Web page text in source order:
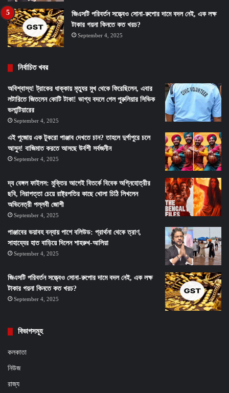
জিএসটি পরিবর্তন সত্ত্বেও সোনা-রুপোর দামে বদল নেই, এক লক্ষ
টাকার গয়না কিনতে কত খরচ?
September 4, 2025
নির্বাচিত খবর
অবিশ্বাস্য! ট্রাকের ধাক্কায় মৃত্যুর মুখ থেকে ফিরেছিলেন, এবার
লটারিতে জিতলেন কোটি টাকা! ভাগ্য বদলে গেল পুরুলিয়ার সিভিক
ভলান্টিয়ারের
September 4, 2025
এই পুজোয় এক টুকরো পাঞ্জাব দেখতে চান? তাহলে দুর্গাপুরে চলে
আসুন! বাজিমাত করতে আসছে উর্বশী সর্বজনীন
September 4, 2025
দ্য বেঙ্গল ফাইলস: মুক্তির আগেই বিতর্কে বিবেক অগ্নিহোত্রীর
ছবি, নিরাপত্তা চেয়ে রাষ্ট্রপতির কাছে খোলা চিঠি লিখলেন
অভিনেত্রী পল্লবী জোশী
September 4, 2025
পাঞ্জাবের ভয়াবহ বন্যায় পাশে বলিউড: প্রার্থনা থেকে ত্রাণ,
সাহায্যের হাত বাড়িয়ে দিলেন শাহরুখ-আলিয়া
September 4, 2025
জিএসটি পরিবর্তন সত্ত্বেও সোনা-রুপোর দামে বদল নেই, এক লক্ষ
টাকার গয়না কিনতে কত খরচ?
September 4, 2025
বিভাগসমূহ
কলকাতা
নিউজ
রাজ্য